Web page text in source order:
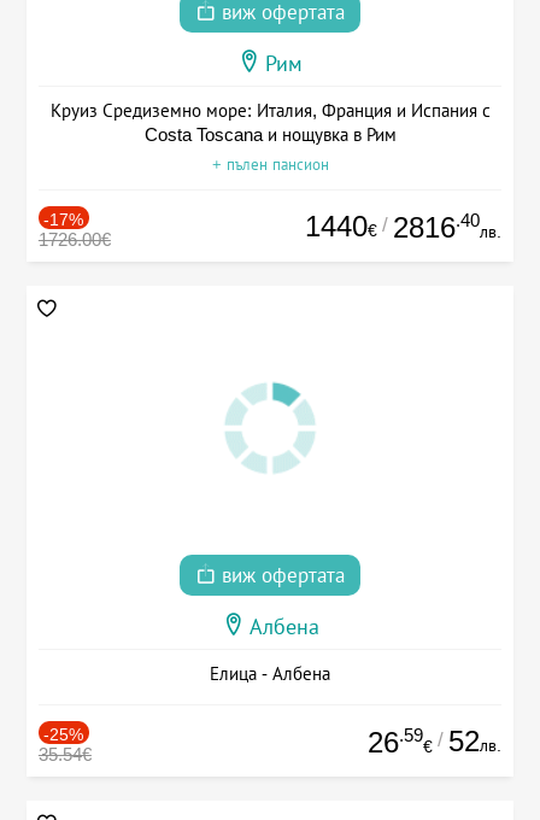
виж офертата
Рим
Круиз Средиземно море: Италия, Франция и Испания с
Costa Toscana и нощувка в Рим
+ пълен пансион
-17%
1726.00€ 1440€ / 2816.40
лв.
виж офертата
Албена
Елица - Албена
-25%
35.54€ 26.59
€ / 52лв.